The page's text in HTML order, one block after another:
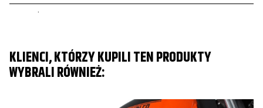
Yamaha
Yamaha
Tracer 9 GT
2022
KLIENCI, KTÓRZY KUPILI TEN PRODUKTY
WYBRALI RÓWNIEŻ: